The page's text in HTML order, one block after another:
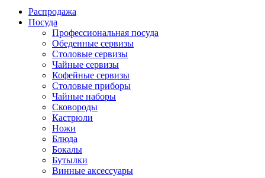
Распродажа
Посуда
Профессиональная посуда
Обеденные сервизы
Столовые сервизы
Чайные сервизы
Кофейные сервизы
Столовые приборы
Чайные наборы
Сковороды
Кастрюли
Ножи
Блюда
Бокалы
Бутылки
Винные аксессуары